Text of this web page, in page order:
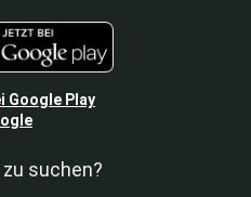
Google Play
suchen?